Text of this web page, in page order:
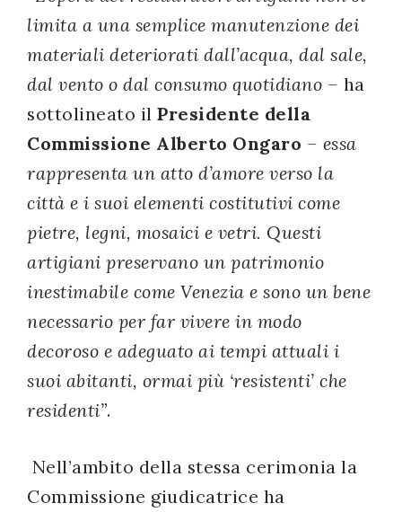
limita a una semplice manutenzione dei
materiali deteriorati dall’acqua, dal sale,
dal vento o dal consumo quotidiano – ha
sottolineato il Presidente della
Commissione Alberto Ongaro – essa
rappresenta un atto d’amore verso la
città e i suoi elementi costitutivi come
pietre, legni, mosaici e vetri. Questi
artigiani preservano un patrimonio
inestimabile come Venezia e sono un bene
necessario per far vivere in modo
decoroso e adeguato ai tempi attuali i
suoi abitanti, ormai più ‘resistenti’ che
residenti”.
Nell’ambito della stessa cerimonia la
Commissione giudicatrice ha